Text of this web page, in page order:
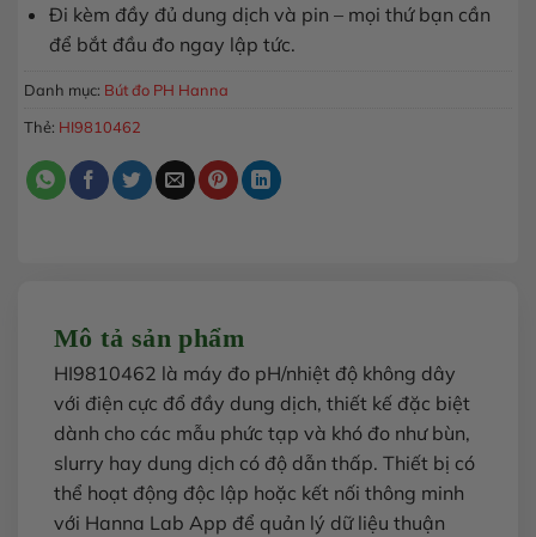
Đi kèm đầy đủ dung dịch và pin – mọi thứ bạn cần
để bắt đầu đo ngay lập tức.
Danh mục: Bút đo PH Hanna
Thẻ: HI9810462
Mô tả sản phẩm
HI9810462 là máy đo pH/nhiệt độ không dây
với điện cực đổ đầy dung dịch, thiết kế đặc biệt
dành cho các mẫu phức tạp và khó đo như bùn,
slurry hay dung dịch có độ dẫn thấp. Thiết bị có
thể hoạt động độc lập hoặc kết nối thông minh
với Hanna Lab App để quản lý dữ liệu thuận